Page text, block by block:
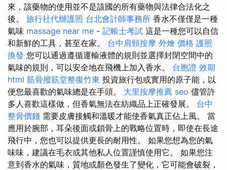
來，該藥物的使用並不是該國的所有藥物與法律合法化之
後。 旅行社代辦護照 台北會計師事務所 香水不僅僅是一種
氣味 massage near me - 記帳士考試 這是一種您可以自信
和新鮮的工具，甚至在家。 台中肩頸按摩 外燴 價格 護照
換發 您可以通過遵循運輸液體的規則並選擇封閉空間中的
氣味的規則，可以安全地在飛機上加入香水。 台胞證 效期
html 筋骨撥筋堂整復竹東 投資旅行包或實用的原子能，以
便您最喜歡的氣味總是在手頭。 大里按摩推薦 seo 儘管許
多人喜歡這樣做，但香氣無法在紡織品上正確發展。 台中
整骨價錢 需要皮膚接觸和溫暖才能使香氣真正佔上風。 當
應用於腕部，耳朵後面或鎖骨上的戰略位置時，即使在長途
飛行中，您也可以提供更長的耐用性。 如果您想為您的氣
味味，建議在毛衣或其他私人位置謹慎使用它。 如果您注
意到香水的氣味，質地或顏色發生了變化，它可能會破裂，